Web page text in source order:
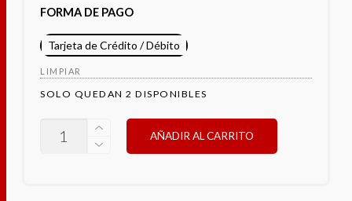
FORMA DE PAGO
Tarjeta de Crédito / Débito
LIMPIAR
SOLO QUEDAN 2 DISPONIBLES
AÑADIR AL CARRITO